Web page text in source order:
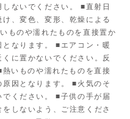
ないでください。 ■直射日
、変色、変形、乾燥による
ものや濡れたものを直接置か
なります。 ■エアコン・暖
に置かないでください。反
いものや濡れたものを直接
因となります。 ■火気のそ
ください。 ■子供の手が届
しないよう、ご注意くださ